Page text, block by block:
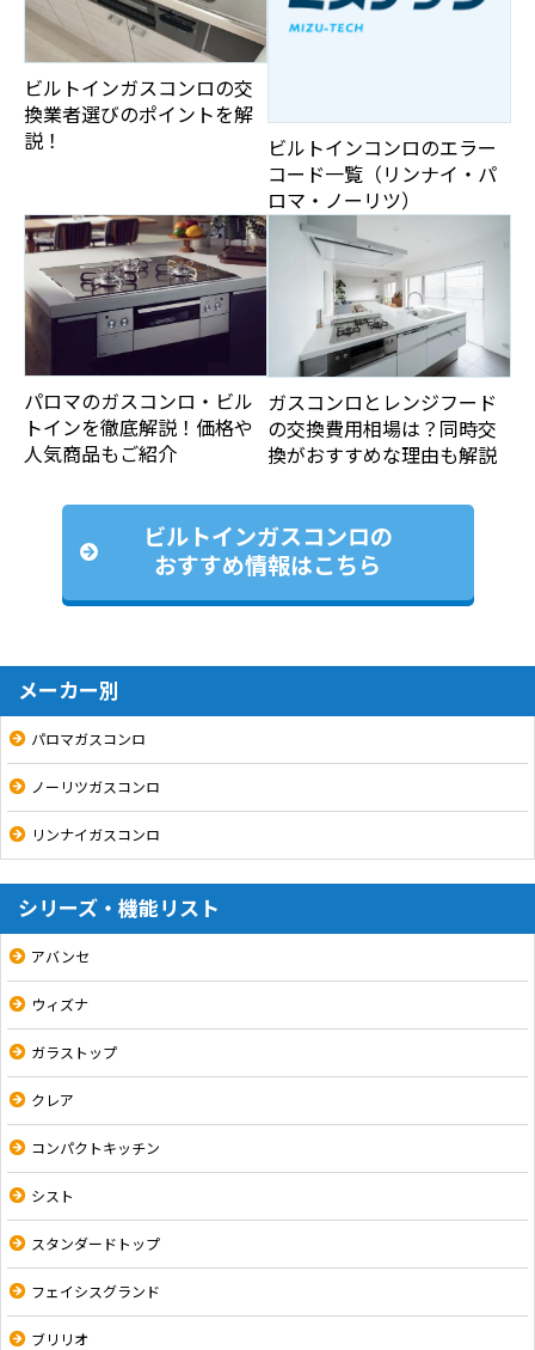
ビルトインガスコンロの交
換業者選びのポイントを解
説！
ビルトインコンロのエラー
コード一覧（リンナイ・パ
ロマ・ノーリツ）
パロマのガスコンロ・ビル
トインを徹底解説！価格や
人気商品もご紹介
ガスコンロとレンジフード
の交換費用相場は？同時交
換がおすすめな理由も解説
ビルトインガスコンロの
おすすめ情報はこちら
メーカー別
パロマガスコンロ
ノーリツガスコンロ
リンナイガスコンロ
シリーズ・機能リスト
アバンセ
ウィズナ
ガラストップ
クレア
コンパクトキッチン
シスト
スタンダードトップ
フェイシスグランド
ブリリオ